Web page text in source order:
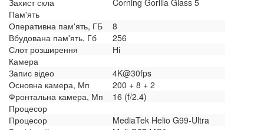
Захист скла
Corning Gorilla Glass 5
Пам'ять
Оперативна пам'ять, ГБ
8
Вбудована пам'ять, Гб
256
Слот розширення
Ні
Камера
Запис відео
4K@30fps
Основна камера, Мп
200 + 8 + 2
Фронтальна камера, Мп
16 (f/2.4)
Процесор
Процесор
MediaTek Helio G99-Ultra